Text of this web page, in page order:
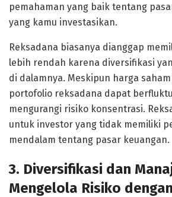
pemahaman yang baik tentang
yang kamu investasikan.
Reksadana biasanya dianggap
lebih rendah karena diversifikasi
di dalamnya. Meskipun harga
portofolio reksadana dapat
mengurangi risiko konsentrasi.
untuk investor yang tidak memiliki
mendalam tentang pasar keuangan.
3. Diversifikasi dan
Mengelola Risiko